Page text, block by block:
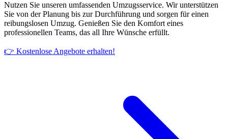
Nutzen Sie unseren umfassenden Umzugsservice. Wir unterstützen
Sie von der Planung bis zur Durchführung und sorgen für einen
reibungslosen Umzug. Genießen Sie den Komfort eines
professionellen Teams, das all Ihre Wünsche erfüllt.
👉 Kostenlose Angebote erhalten!